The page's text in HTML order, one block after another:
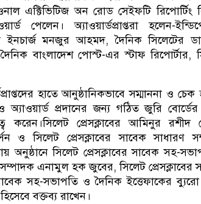
এক্টিভিটিজ অন রোড সেইফটি রিপোর্টিং
অ্যাওয়ার্ডপ্রাপ্তরা হলেন-
ইনচার্জ মনজুর আহমদ, দৈনিক সিলেটের
বাংলাদেশ পোস্ট-এর স্টাফ রিপোর্টার,
হাতে আনুষ্ঠানিকভাবে সম্মাননা ও চেক
প্রদানের জন্য গঠিত জুরি বোর্ডের
করেন।সিলেট প্রেসক্লাবের আমিনুর রশীদ
ও সিলেট প্রেসক্লাবের সাবেক সাধারণ
অনুষ্ঠানে সিলেট প্রেসক্লাবের সাবেক সহ-
এনামুল হক জুবের, সিলেট প্রেসক্লাবের
সহ-সভাপতি ও দৈনিক ইত্তেফাকের ব্যুরো
বক্তব্য রাখেন।